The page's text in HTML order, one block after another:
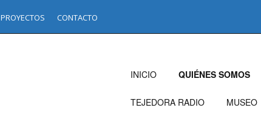
PROYECTOS CONTACTO
INICIO QUIÉNES SOMOS
TEJEDORA RADIO MUSEO